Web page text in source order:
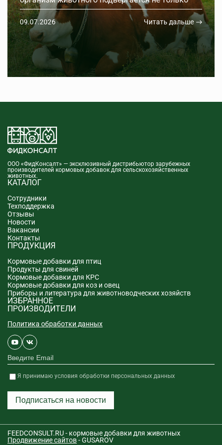
функциональным изменениям, но и
морфологическим. Поэтому необходимо вести
тщательное наблюдение за каждой стельной
коровой и нетелью.
09.07.2026 Читать дальше
ООО «ФидКонсалт» — эксклюзивный дистрибьютор зарубежных
производителей кормовых добавок для сельскохозяйственных
животных.
КАТАЛОГ
Сотрудники
Техподдержка
Отзывы
Новости
Вакансии
Контакты
ПРОДУКЦИЯ
Кормовые добавки для птиц
Продукты для свиней
Кормовые добавки для КРС
Кормовые добавки для коз и овец
Приборы и литература для животноводческих хозяйств
ИЗБРАННОЕ
ПРОИЗВОДИТЕЛИ
Политика обработки данных
Я принимаю условия обработки персональных данных
Подписаться на новости
FEEDCONSULT.RU - кормовые добавки для животных
Продвижение сайтов- GUSAROV